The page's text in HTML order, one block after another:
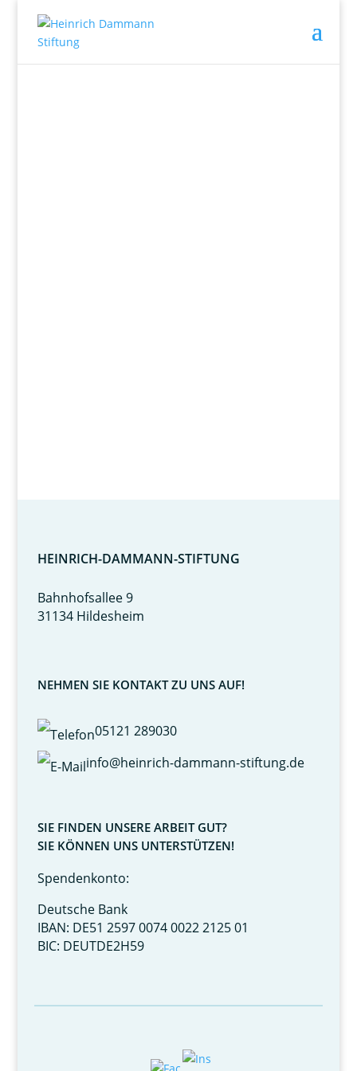
HEINRICH-DAMMANN-STIFTUNG
Bahnhofsallee 9
31134 Hildesheim
NEHMEN SIE KONTAKT ZU UNS AUF!
05121 289030
info@heinrich-dammann-stiftung.de
SIE FINDEN UNSERE ARBEIT GUT?
SIE KÖNNEN UNS UNTERSTÜTZEN!
Spendenkonto:
Deutsche Bank
IBAN: DE51 2597 0074 0022 2125 01
BIC: DEUTDE2H59